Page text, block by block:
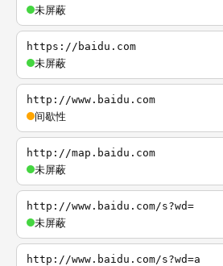
未屏蔽
https://baidu.com
未屏蔽
http://www.baidu.com
间歇性
http://map.baidu.com
未屏蔽
http://www.baidu.com/s?wd=
未屏蔽
http://www.baidu.com/s?wd=a